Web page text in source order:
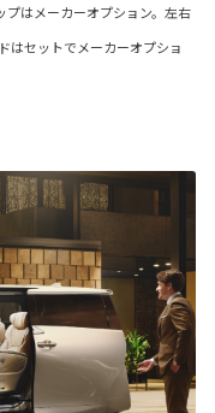
プはメーカーオプション。左右
はセットでメーカーオプショ